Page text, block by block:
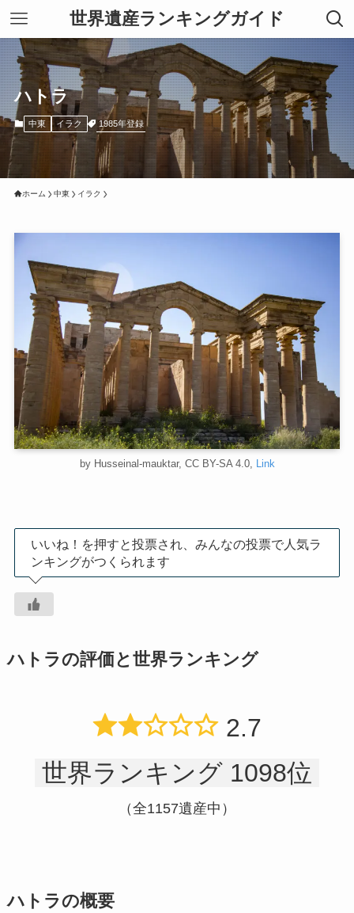
世界遺産ランキングガイド
ハトラ
中東 イラク 1985年登録
ホーム 中東 イラク
by Husseinal-mauktar, CC BY-SA 4.0, Link
いいね！を押すと投票され、みんなの投票で人気ラ
ンキングがつくられます
ハトラの評価と世界ランキング
2.7
世界ランキング 1098位
（全1157遺産中）
ハトラの概要